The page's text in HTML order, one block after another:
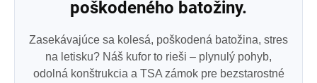
poškodeného batožiny.
Zasekávajúce sa kolesá, poškodená batožina, stres
na letisku? Náš kufor to rieši – plynulý pohyb,
odolná konštrukcia a TSA zámok pre bezstarostné